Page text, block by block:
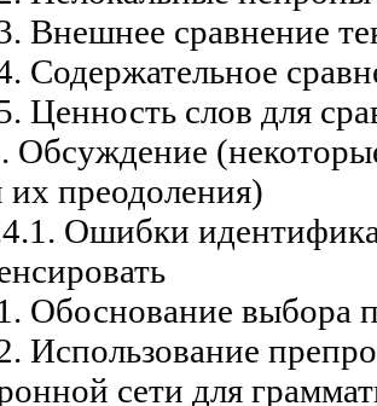
Внешнее сравнение
Содержательное
Ценность слов для
Обсуждение
их преодоления)
Ошибки
Обоснование выбора
Использование
сети для